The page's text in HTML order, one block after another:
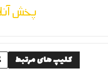
پخش
کلیپ های مرتبط